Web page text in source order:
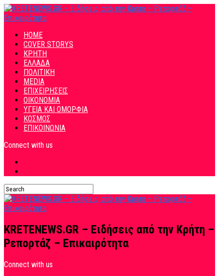
HOME
COVER STORYS
ΚΡΗΤΗ
ΕΛΛΑΔΑ
ΠΟΛΙΤΙΚΗ
MEDIA
ΕΠΙΧΕΙΡΗΣΕΙΣ
ΟΙΚΟΝΟΜΙΑ
ΥΓΕΙΑ ΚΑΙ ΟΜΟΡΦΙΑ
ΚΟΣΜΟΣ
ΕΠΙΚΟΙΝΩΝΙΑ
Connect with us
KRETENEWS.GR – Ειδήσεις από την Κρήτη –
Ρεπορτάζ – Επικαιρότητα
Connect with us